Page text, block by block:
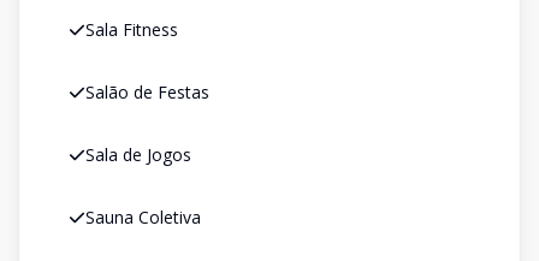
Sala Fitness
Salão de Festas
Sala de Jogos
Sauna Coletiva